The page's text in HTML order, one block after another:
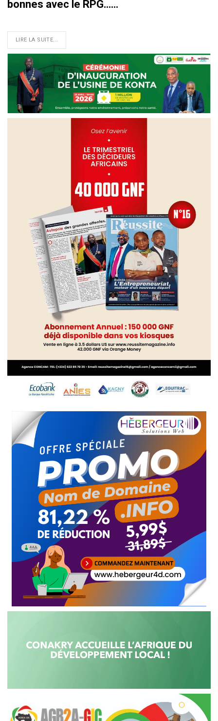
bonnes avec le RPG……
LIRE LA SUITE...